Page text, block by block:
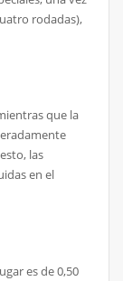
rodadas),
que la
las
en el
es de 0,50